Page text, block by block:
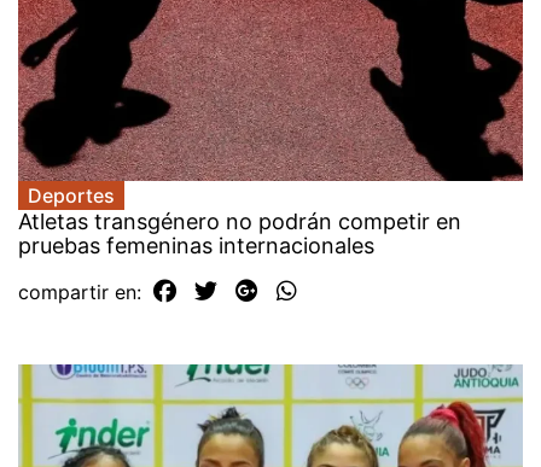
Deportes
Atletas transgénero no podrán competir en
pruebas femeninas internacionales
compartir en: